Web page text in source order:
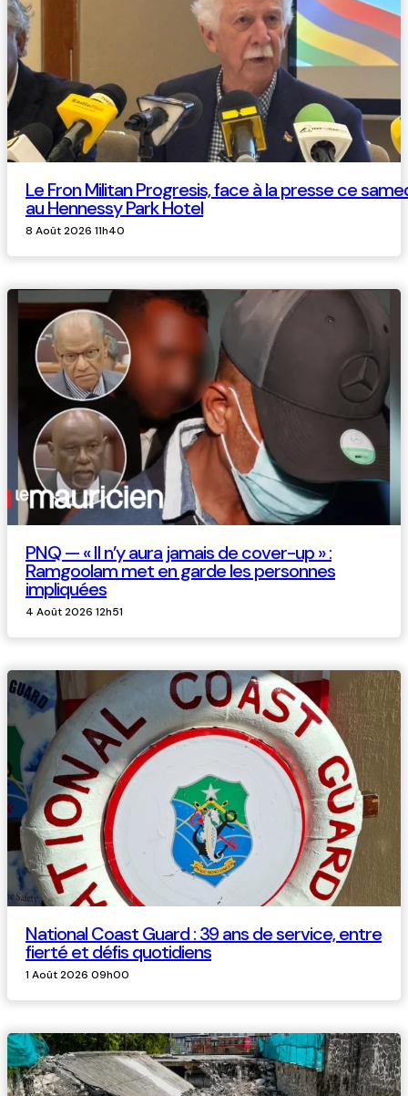
Le Fron Militan Progresis, face à la presse ce
au Hennessy Park Hotel
8 Août 2026 11h40
PNQ — « Il n’y aura jamais de cover-up » :
Ramgoolam met en garde les personnes
impliquées
4 Août 2026 12h51
National Coast Guard : 39 ans de service, entre
fierté et défis quotidiens
1 Août 2026 09h00